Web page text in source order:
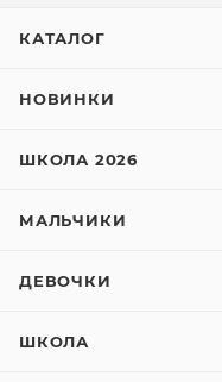
КАТАЛОГ
НОВИНКИ
ШКОЛА 2026
МАЛЬЧИКИ
ДЕВОЧКИ
ШКОЛА